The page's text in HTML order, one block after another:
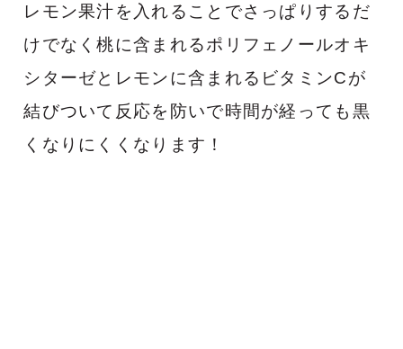
レモン果汁を入れることでさっぱりするだ
けでなく桃に含まれるポリフェノールオキ
シターゼとレモンに含まれるビタミンCが
結びついて反応を防いで時間が経っても黒
くなりにくくなります！